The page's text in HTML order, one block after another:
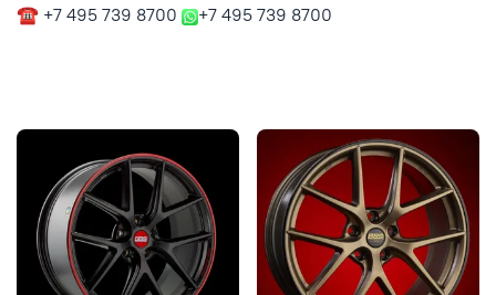
☎ +7 495 739 8700
+7 495 739 8700